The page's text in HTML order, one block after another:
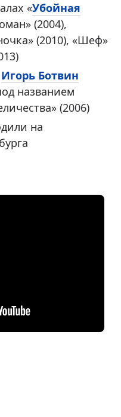
«Убойная
(2004),
(2010), «Шеф»
Игорь Ботвин
названием
(2006)
на